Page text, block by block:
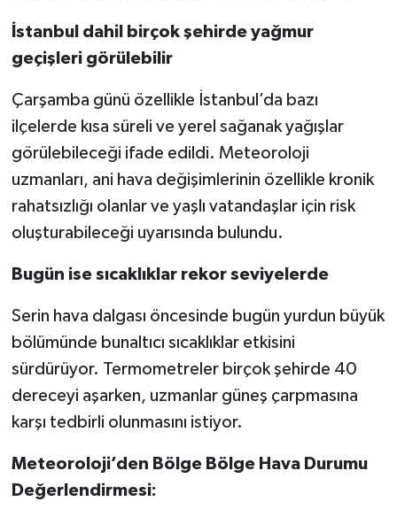
İstanbul dahil birçok şehirde yağmur
geçişleri görülebilir
Çarşamba günü özellikle İstanbul’da bazı
ilçelerde kısa süreli ve yerel sağanak yağışlar
görülebileceği ifade edildi. Meteoroloji
uzmanları, ani hava değişimlerinin özellikle kronik
rahatsızlığı olanlar ve yaşlı vatandaşlar için risk
oluşturabileceği uyarısında bulundu.
Bugün ise sıcaklıklar rekor seviyelerde
Serin hava dalgası öncesinde bugün yurdun büyük
bölümünde bunaltıcı sıcaklıklar etkisini
sürdürüyor. Termometreler birçok şehirde 40
dereceyi aşarken, uzmanlar güneş çarpmasına
karşı tedbirli olunmasını istiyor.
Meteoroloji’den Bölge Bölge Hava Durumu
Değerlendirmesi: